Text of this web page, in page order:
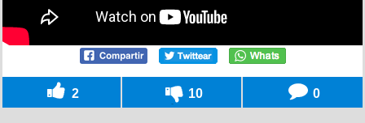
2 10 0